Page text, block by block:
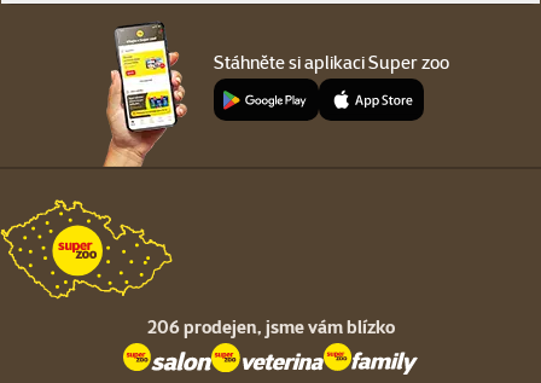
Stáhněte si aplikaci Super zoo
206 prodejen, jsme vám blízko